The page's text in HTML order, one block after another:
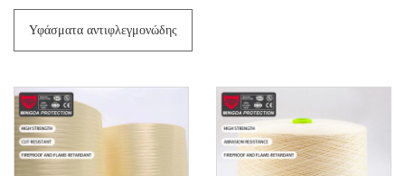
Υφάσματα αντιφλεγμονώδης